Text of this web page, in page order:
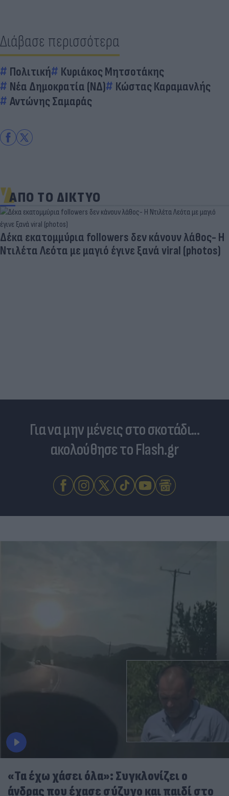
Διάβασε περισσότερα
Πολιτική
Κυριάκος Μητσοτάκης
Νέα Δημοκρατία (ΝΔ)
Κώστας Καραμανλής
Αντώνης Σαμαράς
ΑΠΟ ΤΟ ΔΙΚΤΥΟ
Για να μην μένεις στο σκοτάδι...
ακολούθησε το Flash.gr
«Τα έχω χάσει όλα»: Συγκλονίζει ο
άνδρας που έχασε σύζυγο και παιδί στο